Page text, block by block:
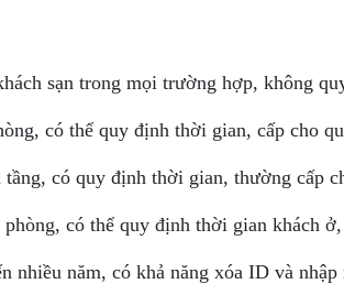
sạn trong mọi trường hợp, không
có thể quy định thời gian, cấp cho
có quy định thời gian, thường cấp
phòng, có thể quy định thời gian khách
nhiều năm, có khả năng xóa ID và